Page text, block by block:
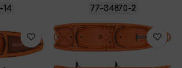
14 77-34870-2